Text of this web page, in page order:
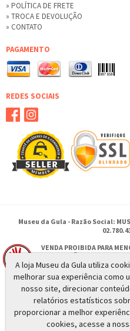
» POLÍTICA DE FRETE
» TROCA E DEVOLUÇÃO
» CONTATO
PAGAMENTO
REDES SOCIAIS
Museu da Gula - Razão Social:
VENDA PROIBIDA PARA
MODERAÇÃO.
SE BEBER NÃO DIRIJA.
Rua Antonio Moises
© 2026 - Todos os direitos
A loja Museu da Gula utiliza
melhorar sua experiência como
nosso site, direcionar
relatórios estatísticos
proporcionar a melhor
cookies, acesse a